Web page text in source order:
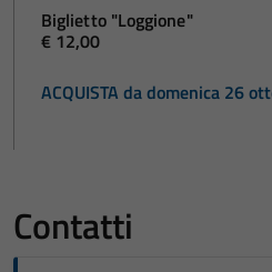
Biglietto "Loggione"
€ 12,00
ACQUISTA da domenica 26
Contatti